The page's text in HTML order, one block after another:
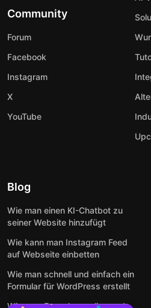
Community
Forum
Facebook
Instagram
X
YouTube
Blog
Wie man einen KI-Chatbot zu
seiner Website hinzufügt
Wie kann man Instagram Feed
auf Webseite einbetten
Wie man schnell und einfach ein
Formular für WordPress erstellt